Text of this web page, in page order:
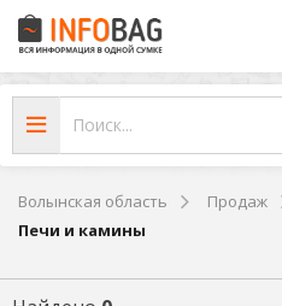
Волынская область Продаж
Печи и камины